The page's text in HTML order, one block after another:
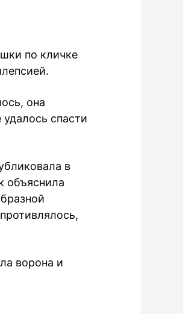
по кличке
она
спасти
в
объяснила
ворона и